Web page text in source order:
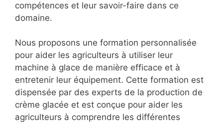
compétences et leur savoir-faire dans ce
domaine.
Nous proposons une formation personnalisée
pour aider les agriculteurs à utiliser leur
machine à glace de manière efficace et à
entretenir leur équipement. Cette formation est
dispensée par des experts de la production de
crème glacée et est conçue pour aider les
agriculteurs à comprendre les différentes